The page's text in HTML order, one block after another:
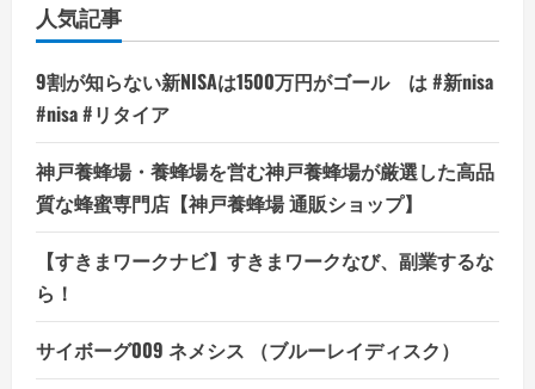
人気記事
9割が知らない新NISAは1500万円がゴール は #新nisa
#nisa #リタイア
神戸養蜂場・養蜂場を営む神戸養蜂場が厳選した高品
質な蜂蜜専門店【神戸養蜂場 通販ショップ】
【すきまワークナビ】すきまワークなび、副業するな
ら！
サイボーグ009 ネメシス （ブルーレイディスク）